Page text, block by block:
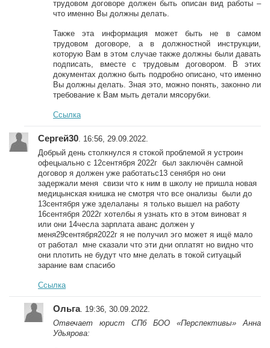
трудовом договоре должен быть описан вид работы –
что именно Вы должны делать.
Также эта информация может быть не в самом
трудовом договоре, а в должностной инструкции,
которую Вам в этом случае также должны были давать
подписать, вместе с трудовым договором. В этих
документах должно быть подробно описано, что именно
Вы должны делать. Зная это, можно понять, законно ли
требование к Вам мыть детали мясорубки.
Ссылка
Сергей30 . 16:56, 29.09.2022.
Добрый день столкнулся я стокой проблемой я устроин
офецыально с 12сентября 2022г был заключён самной
договор я должен уже работатьс13 сенября но они
задержали меня свизи что к ним в школу не пришла новая
медицынская книшка не смотря что все онализы были до
13сентября уже зделаланы я только вышел на работу
16сентября 2022г хотелбы я узнать кто в этом виноват я
или они 14чесла зарплата аванс должен у
меня29сентября2022г я не получил эго может я ищё мало
от работал мне сказали что эти дни оплатят но видно что
они плотить не будут что мне делать в токой ситуацый
зарание вам спасибо
Ссылка
Ольга. 19:36, 30.09.2022.
Отвечает юрист СПб БОО «Перспективы» Анна
Удьярова: